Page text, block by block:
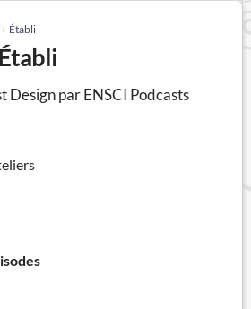
Établi
Design par ENSCI Podcasts